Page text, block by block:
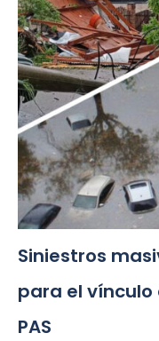
Siniestros
para el
PAS